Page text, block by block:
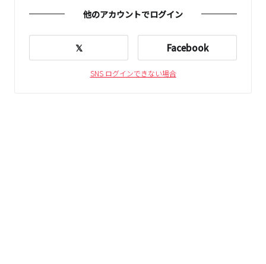
他のアカウントでログイン
𝕏 Facebook
SNS ログインできない場合